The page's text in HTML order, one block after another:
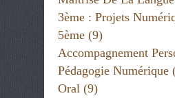
3ème : Projets
5ème (9)
Accompagnement
Pédagogie Numérique
Oral (9)